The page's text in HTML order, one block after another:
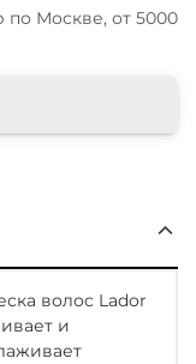
по Москве, от 5000
волос Lador
и